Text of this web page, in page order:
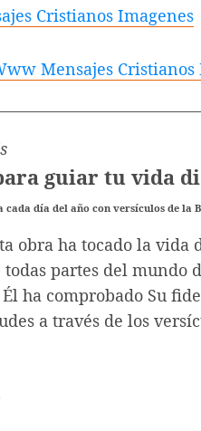
Cristianos Imagenes
Mensajes Cristianos
guiar tu vida
cada día del año con versículos de la
obra ha tocado la vida
todas partes del mundo
ha comprobado Su
a través de los